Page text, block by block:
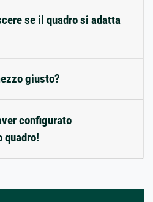
se il quadro si adatta
giusto?
configurato
quadro!